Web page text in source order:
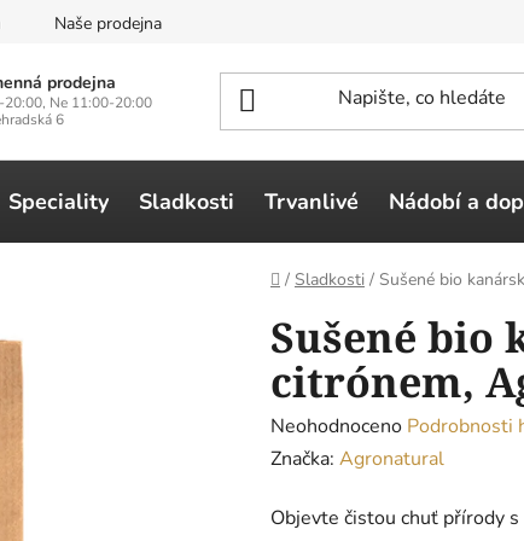
Naše prodejna
prodejna
Ne 11:00-20:00
6
Speciality Sladkosti Trvanlivé Nádobí a
Domů
/ Sladkosti / Sušené bio
Sušené bio
citrónem,
Průměrné
hodnocení
je
Neohodnoceno Podrobnosti
Značka: Agronatural
Objevte čistou chuť přírody